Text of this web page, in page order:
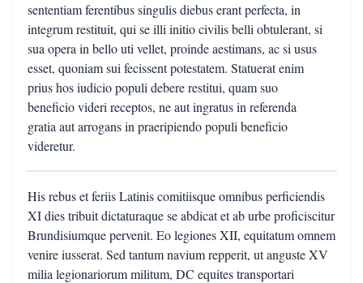
sententiam ferentibus singulis diebus erant perfecta, in
integrum restituit, qui se illi initio civilis belli obtulerant, si
sua opera in bello uti vellet, proinde aestimans, ac si usus
esset, quoniam sui fecissent potestatem. Statuerat enim
prius hos iudicio populi debere restitui, quam suo
beneficio videri receptos, ne aut ingratus in referenda
gratia aut arrogans in praeripiendo populi beneficio
videretur.
His rebus et feriis Latinis comitiisque omnibus perficiendis
XI dies tribuit dictaturaque se abdicat et ab urbe proficiscitur
Brundisiumque pervenit. Eo legiones XII, equitatum omnem
venire iusserat. Sed tantum navium repperit, ut anguste XV
milia legionariorum militum, DC equites transportari